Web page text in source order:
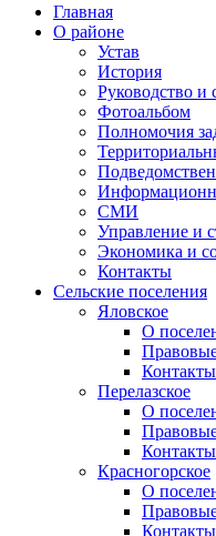
Главная
О районе
Устав
История
Руководство и
Фотоальбом
Полномочия
СМИ
Управление и
Экономика и
Контакты
Сельские поселения
Яловское
О
Контакты
Перелазское
О
Контакты
Красногорское
О
Контакты